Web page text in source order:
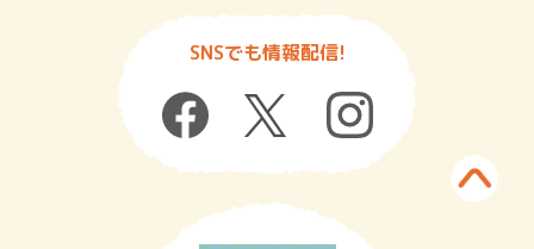
SNSでも情報配信!